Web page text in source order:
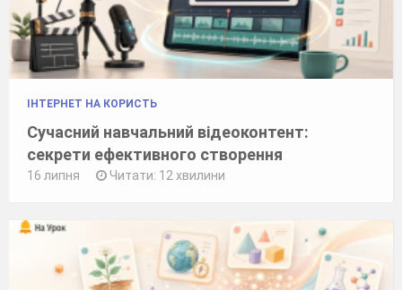
ІНТЕРНЕТ НА КОРИСТЬ
Сучасний навчальний відеоконтент:
секрети ефективного створення
16 липня Читати: 12 хвилини